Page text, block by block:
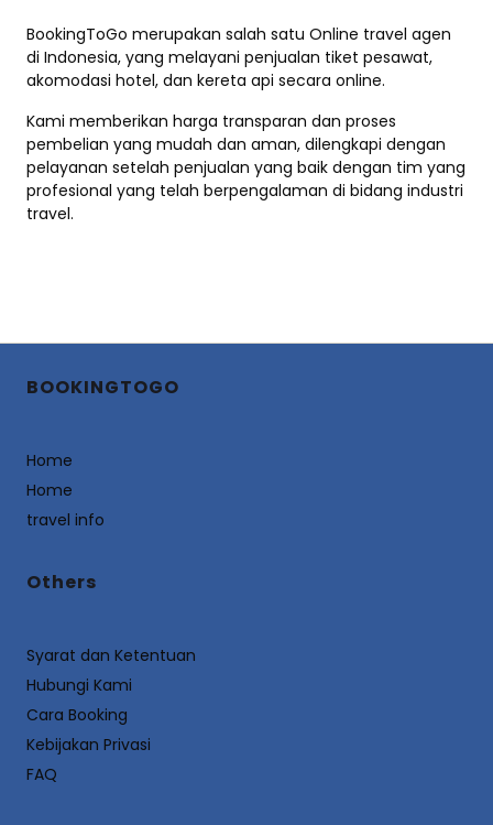
BookingToGo merupakan salah satu Online travel agen
di Indonesia, yang melayani penjualan tiket pesawat,
akomodasi hotel, dan kereta api secara online.
Kami memberikan harga transparan dan proses
pembelian yang mudah dan aman, dilengkapi dengan
pelayanan setelah penjualan yang baik dengan tim yang
profesional yang telah berpengalaman di bidang industri
travel.
BOOKINGTOGO
Home
Home
travel info
Others
Syarat dan Ketentuan
Hubungi Kami
Cara Booking
Kebijakan Privasi
FAQ